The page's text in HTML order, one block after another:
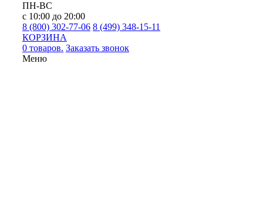
ПН-ВС
с 10:00 до 20:00
8 (800) 302-77-06 8 (499) 348-15-11
КОРЗИНА
0 товаров. Заказать звонок
Меню